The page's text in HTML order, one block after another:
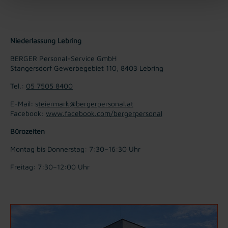
Niederlassung Lebring
BERGER Personal-Service GmbH
Stangersdorf Gewerbegebiet 110, 8403 Lebring
Tel.: 05 7505 8400
E-Mail: steiermark@bergerpersonal.at
Facebook: www.facebook.com/bergerpersonal
Bürozeiten
Montag bis Donnerstag: 7:30–16:30 Uhr
Freitag: 7:30–12:00 Uhr